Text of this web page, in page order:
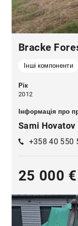
Bracke
Інші компоненти
Рік
2012
Інформація про
Sami Hovatov
+358 40 550
25 000 €